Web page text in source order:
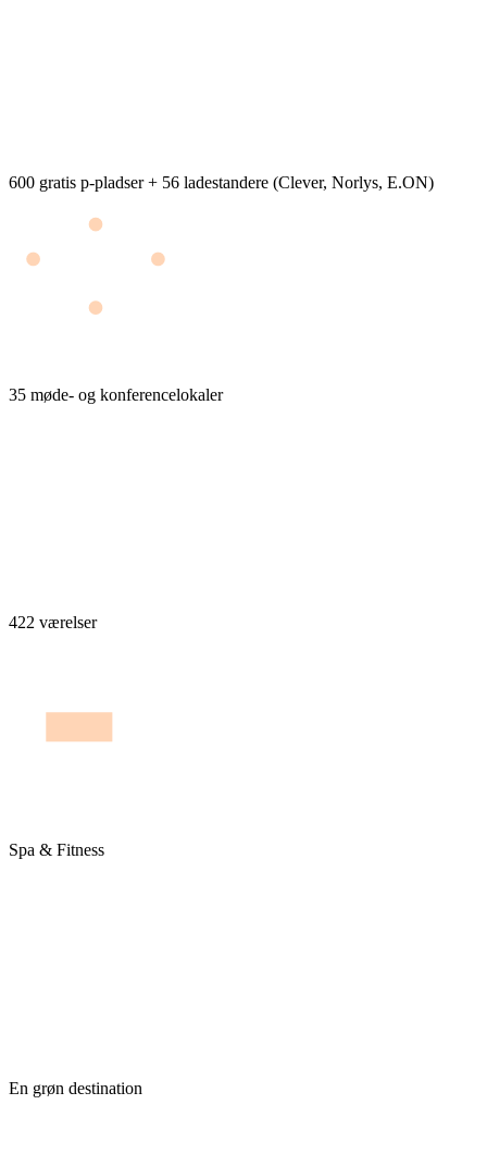
600 gratis p-pladser + 56 ladestandere (Clever, Norlys, E.ON)
35 møde- og konferencelokaler
422 værelser
Spa & Fitness
En grøn destination